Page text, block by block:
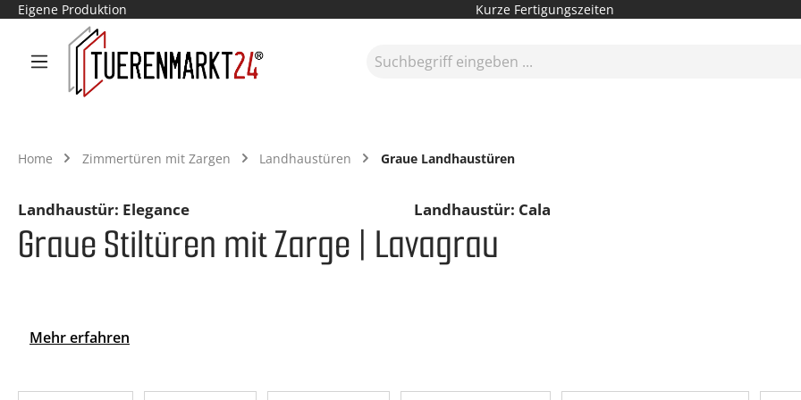
Hauptinhalt springen
Zur Suche springen
Zur Hauptnavigation springen
Eigene Produktion Kurze Fertigungszeiten
Home Zimmertüren mit Zargen Landhaustüren Graue Landhaustüren
Graue Stiltüren mit Zarge | Lavagrau
Mehr erfahren
Landhaustür: Elegance Landhaustür: Cala